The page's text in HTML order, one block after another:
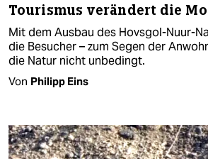
Tourismus verändert die
Mit dem Ausbau des Hovsgol-Nuur-
die Besucher – zum Segen der
die Natur nicht unbedingt.
Von Philipp Eins